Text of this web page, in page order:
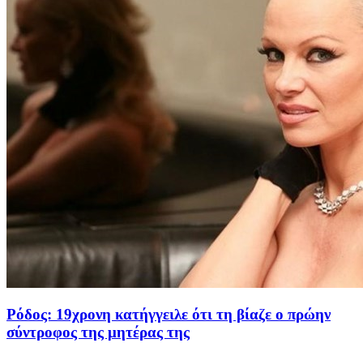
Ρόδος: 19χρονη κατήγγειλε ότι τη βίαζε ο πρώην
σύντροφος της μητέρας της